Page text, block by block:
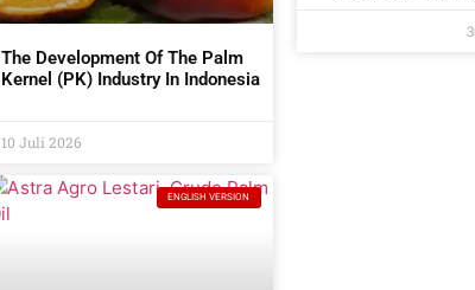
The Development Of The Palm
Kernel (PK) Industry In Indonesia
10 Juli 2026
ENGLISH VERSION